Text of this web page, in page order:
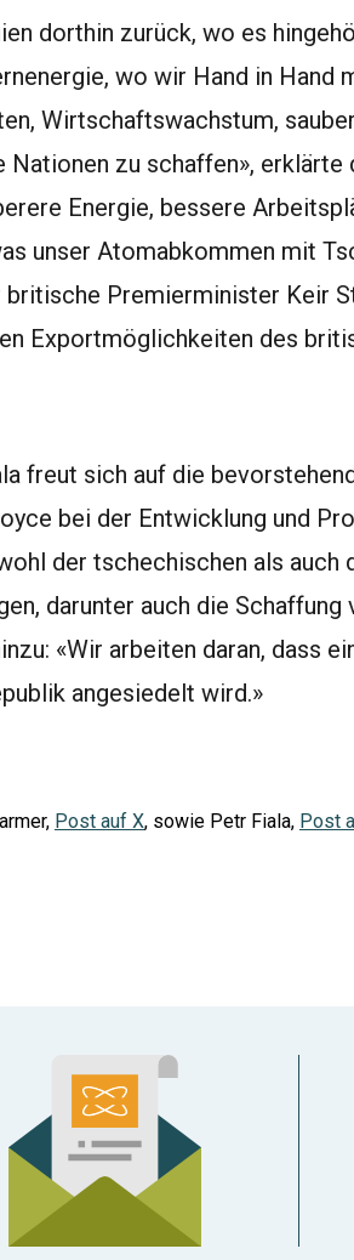
dorthin zurück, wo es
wo wir Hand in Hand
Wirtschaftswachstum,
zu schaffen», erklärte
Energie, bessere
unser Atomabkommen mit
Premierminister Keir
Exportmöglichkeiten des
freut sich auf die
bei der Entwicklung und
der tschechischen als auch
darunter auch die Schaffung
«Wir arbeiten daran, dass
angesiedelt wird.»
Post auf X, sowie Petr Fiala, Post